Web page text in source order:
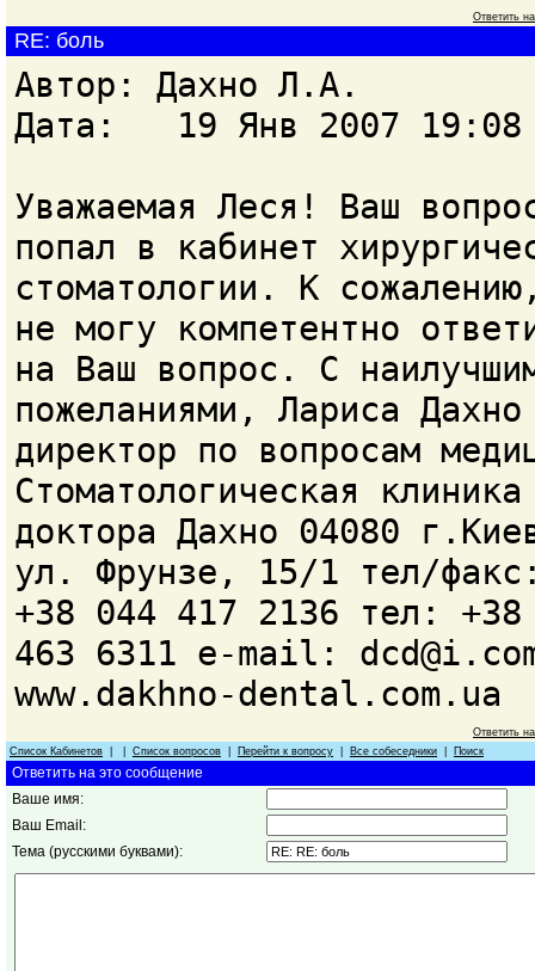
Ответить
RE: боль
Автор: Дахно Л.А.
Дата: 19 Янв 2007 19:08
Уважаемая Леся! Ваш
попал в кабинет
стоматологии. К
не могу компетентно
на Ваш вопрос. С
пожеланиями, Лариса Дахно
директор по вопросам
Стоматологическая клиника
доктора Дахно 04080
ул. Фрунзе, 15/1 тел/
+38 044 417 2136 тел: +38
463 6311 e-mail:
www.dakhno-dental.com.ua
Ответить
Список Кабинетов
Список вопросов Перейти к вопросу Все собеседники Поиск
Ответить на это сообщение
Ваше имя:
Ваш Email:
Тема (русскими буквами):